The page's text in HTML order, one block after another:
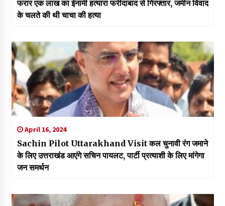
फरार एक लाख का ईनामी हत्यारा फरीदाबाद से गिरफ्तार, जमीन विवाद
के चलते की थी चाचा की हत्या
April 16, 2024
Sachin Pilot Uttarakhand Visit कल चुनावी रंग जमाने
के लिए उत्तराखंड आएंगे सचिन पायलट, पार्टी प्रत्याशी के लिए मांगेगा
जन समर्थन